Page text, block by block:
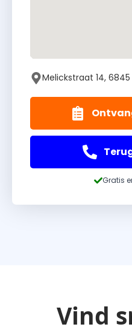
Melickstraat 14, 6845
Gratis
Vind